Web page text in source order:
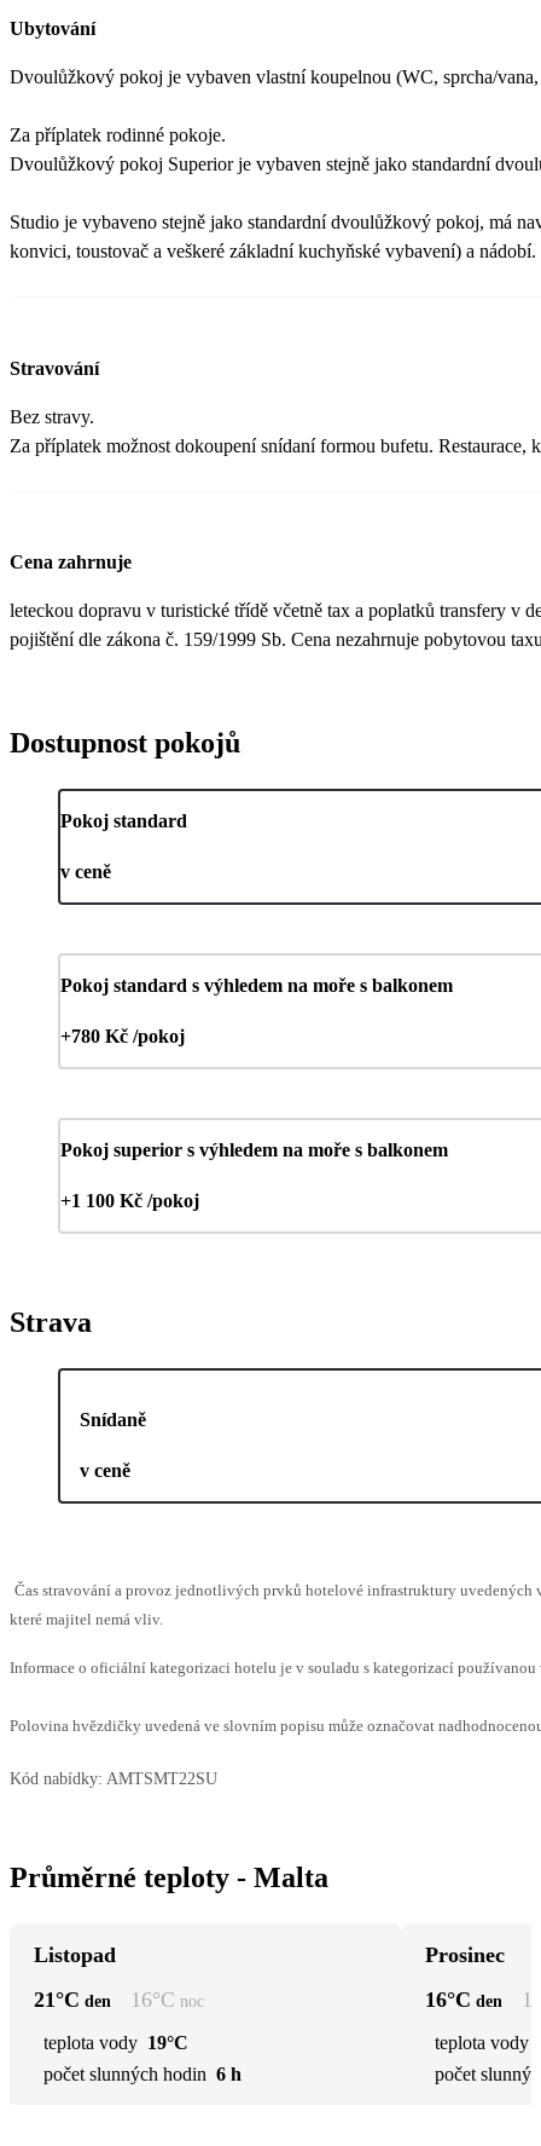
Ubytování
Dvoulůžkový pokoj je vybaven vlastní koupelnou (WC, sprcha/
Za příplatek rodinné pokoje.
Dvoulůžkový pokoj Superior je vybaven stejně jako standardní
Studio je vybaveno stejně jako standardní dvoulůžkový pokoj, má
konvici, toustovač a veškeré základní kuchyňské vybavení) a nádobí.
Stravování
Bez stravy.
Za příplatek možnost dokoupení snídaní formou bufetu. Restaurace,
Cena zahrnuje
leteckou dopravu v turistické třídě včetně tax a poplatků transfery v
pojištění dle zákona č. 159/1999 Sb. Cena nezahrnuje pobytovou
Dostupnost pokojů
Pokoj standard
v ceně
Pokoj standard s výhledem na moře s balkonem
+780 Kč /pokoj
Pokoj superior s výhledem na moře s balkonem
+1 100 Kč /pokoj
Strava
Snídaně
v ceně
Čas stravování a provoz jednotlivých prvků hotelové infrastruktury uvedených
které majitel nemá vliv.
Informace o oficiální kategorizaci hotelu je v souladu s kategorizací
Polovina hvězdičky uvedená ve slovním popisu může označovat
Kód nabídky: AMTSMT22SU
Průměrné teploty - Malta
Listopad
21°C den 16°C noc
teplota vody 19°C
počet slunných hodin 6 h
Prosinec
16°C den
teplota vody
počet